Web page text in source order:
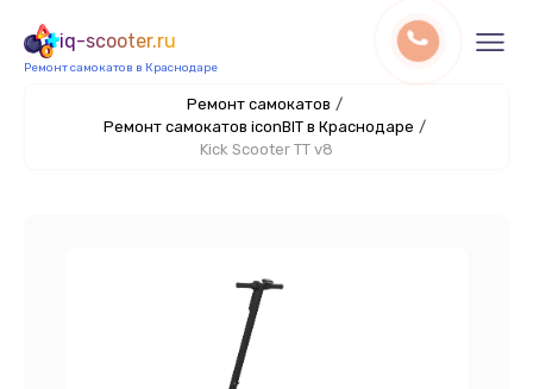
iq-scooter.ru
Ремонт самокатов в Краснодаре
Ремонт самокатов /
Ремонт самокатов iconBIT в Краснодаре /
Kick Scooter TT v8